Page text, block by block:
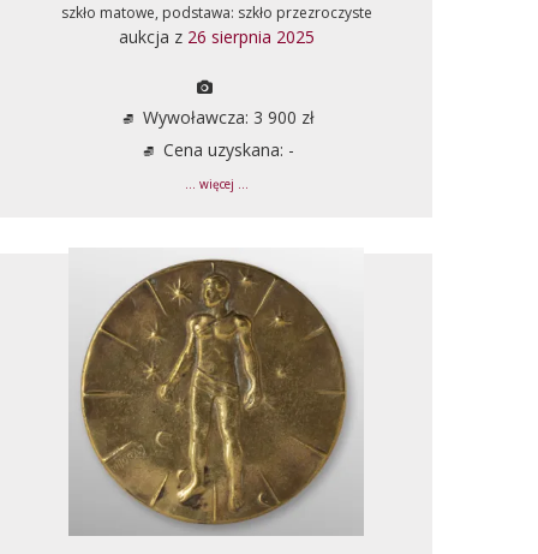
szkło matowe, podstawa: szkło przezroczyste
aukcja z 26 sierpnia 2025
Wywoławcza: 3 900 zł
Cena uzyskana: -
... więcej ...